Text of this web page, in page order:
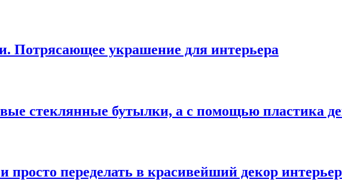
Потрясающее украшение для интерьера
стеклянные бутылки, а с помощью пластика
просто переделать в красивейший декор